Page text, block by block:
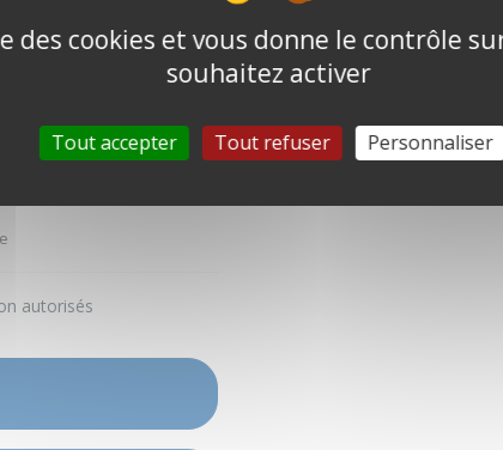
autorisés
des cookies et vous donne le contrôle
souhaitez activer
Tout accepter Tout refuser Personnaliser